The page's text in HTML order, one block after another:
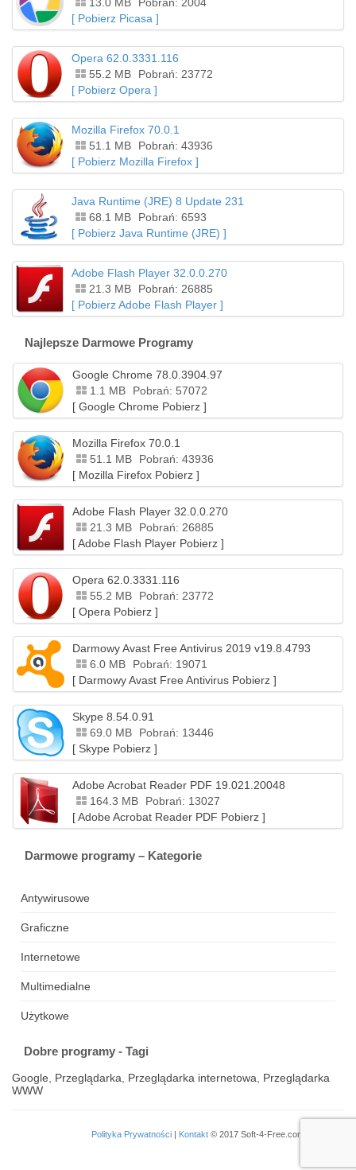
[ Pobierz Picasa ]
Opera 62.0.3331.116
55.2 MB
Pobrań: 23772
[ Pobierz Opera ]
Mozilla Firefox 70.0.1
51.1 MB
Pobrań: 43936
[ Pobierz Mozilla Firefox ]
Java Runtime (JRE) 8 Update 231
68.1 MB
Pobrań: 6593
[ Pobierz Java Runtime (JRE) ]
Adobe Flash Player 32.0.0.270
21.3 MB
Pobrań: 26885
[ Pobierz Adobe Flash Player ]
Najlepsze Darmowe Programy
Google Chrome 78.0.3904.97
1.1 MB
Pobrań: 57072
[ Google Chrome Pobierz ]
Mozilla Firefox 70.0.1
51.1 MB
Pobrań: 43936
[ Mozilla Firefox Pobierz ]
Adobe Flash Player 32.0.0.270
21.3 MB
Pobrań: 26885
[ Adobe Flash Player Pobierz ]
Opera 62.0.3331.116
55.2 MB
Pobrań: 23772
[ Opera Pobierz ]
Darmowy Avast Free Antivirus 2019 v19.8.4793
6.0 MB
Pobrań: 19071
[ Darmowy Avast Free Antivirus Pobierz ]
Skype 8.54.0.91
69.0 MB
Pobrań: 13446
[ Skype Pobierz ]
Adobe Acrobat Reader PDF 19.021.20048
164.3 MB
Pobrań: 13027
[ Adobe Acrobat Reader PDF Pobierz ]
Darmowe programy – Kategorie
Antywirusowe
Graficzne
Internetowe
Multimedialne
Użytkowe
Dobre programy - Tagi
Google Przeglądarka Przeglądarka internetowa
Przeglądarka
WWW
Polityka Prywatności | Kontakt © 2017 Soft-4-Free.com